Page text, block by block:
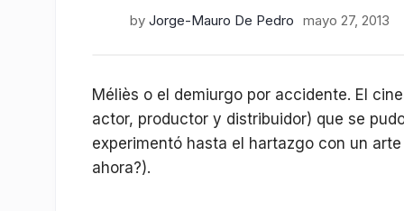
by Jorge-Mauro De Pedro mayo 27, 2013
Méliès o el demiurgo por accidente. El
actor, productor y distribuidor) que se
experimentó hasta el hartazgo con un
ahora?).